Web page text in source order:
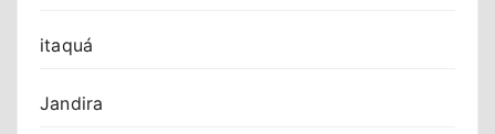
itaquá
Jandira